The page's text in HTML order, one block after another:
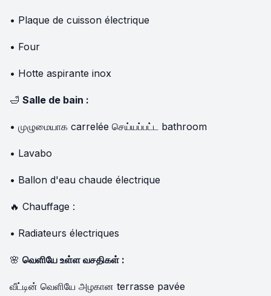
• Plaque de cuisson électrique
• Four
• Hotte aspirante inox
🛁 Salle de bain :
• முழுமையாக carrelée செய்யப்பட்ட bathroom
• Lavabo
• Ballon d'eau chaude électrique
🔥 Chauffage :
• Radiateurs électriques
🌸 வெளியே உள்ள வசதிகள் :
வீட்டின் வெளியே அழகான terrasse pavée